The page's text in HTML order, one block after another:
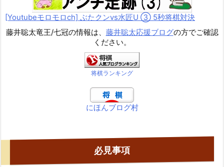
[Youtubeモロモロch] ぶたクンvs水匠U ③ 5秒将棋対決
藤井聡太竜王/七冠の情報は、 藤井聡太応援ブログの方でご確認
ください。
将棋ランキング
にほんブログ村
必見事項